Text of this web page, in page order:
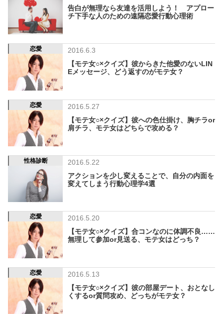
告白が無理なら友達を活用しよう！ アプロー
チ下手な人のための遠隔恋愛行動心理術
恋愛
2016.6.3
【モテ女○×クイズ】彼からきた他愛のないLIN
Eメッセージ、どう返すのがモテ女？
恋愛
2016.5.27
【モテ女○×クイズ】彼への色仕掛け、胸チラor
肩チラ、モテ女はどちらで攻める？
性格診断
2016.5.22
アクションを少し変えることで、自分の内面を
変えてしまう行動心理学4選
恋愛
2016.5.20
【モテ女○×クイズ】合コンなのに体調不良……
無理して参加or見送る、モテ女はどっち？
恋愛
2016.5.13
【モテ女○×クイズ】彼の部屋デート、おとなし
くするor質問攻め、どっちがモテ女？